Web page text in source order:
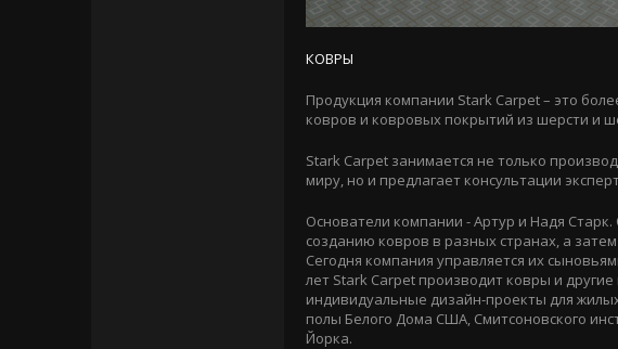
КОВРЫ
Продукция компании Stark Carpet – это
ковров и ковровых покрытий из шерсти и
Stark Carpet занимается не только
миру, но и предлагает консультации
Основатели компании - Артур и Надя
созданию ковров в разных странах, а
Сегодня компания управляется их
лет Stark Carpet производит ковры и
индивидуальные дизайн-проекты для
полы Белого Дома США, Смитсоновского
Йорка.